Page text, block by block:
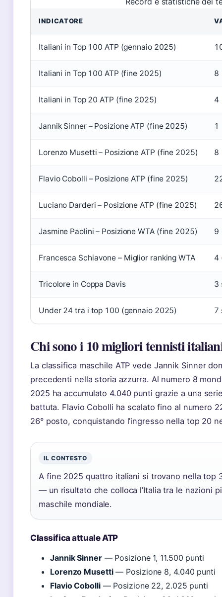
INDICATORE
Italiani in Top 100 ATP (gennaio 2025)
Italiani in Top 100 ATP (fine 2025) 8
Italiani in Top 20 ATP (fine 2025) 4
Jannik Sinner – Posizione ATP (fine 2025) 1
Lorenzo Musetti – Posizione ATP (fine 2025) 8
Flavio Cobolli – Posizione ATP (fine 2025)
Luciano Darderi – Posizione ATP (fine 2025)
Jasmine Paolini – Posizione WTA (fine 2025) 9
Francesca Schiavone – Miglior ranking WTA 4
Tricolore in Coppa Davis 3
Under 24 tra i top 100 (gennaio 2025) 7
Chi sono i 10 migliori tennisti
La classifica maschile ATP vede Jannik Sinner
precedenti nella storia azzurra. Al numero 8
2025 ha accumulato 4.040 punti grazie a una
battuta. Flavio Cobolli ha scalato fino al numero
26° posto, conquistando l’ingresso nella top 20
IL CONTESTO
A fine 2025 quattro italiani si trovano nella top
— un risultato che colloca l’Italia tra le nazioni
maschile mondiale.
Classifica attuale ATP
Jannik Sinner— Posizione 1, 11.500 punti
Lorenzo Musetti— Posizione 8, 4.040 punti
Flavio Cobolli— Posizione 22, 2.025 punti